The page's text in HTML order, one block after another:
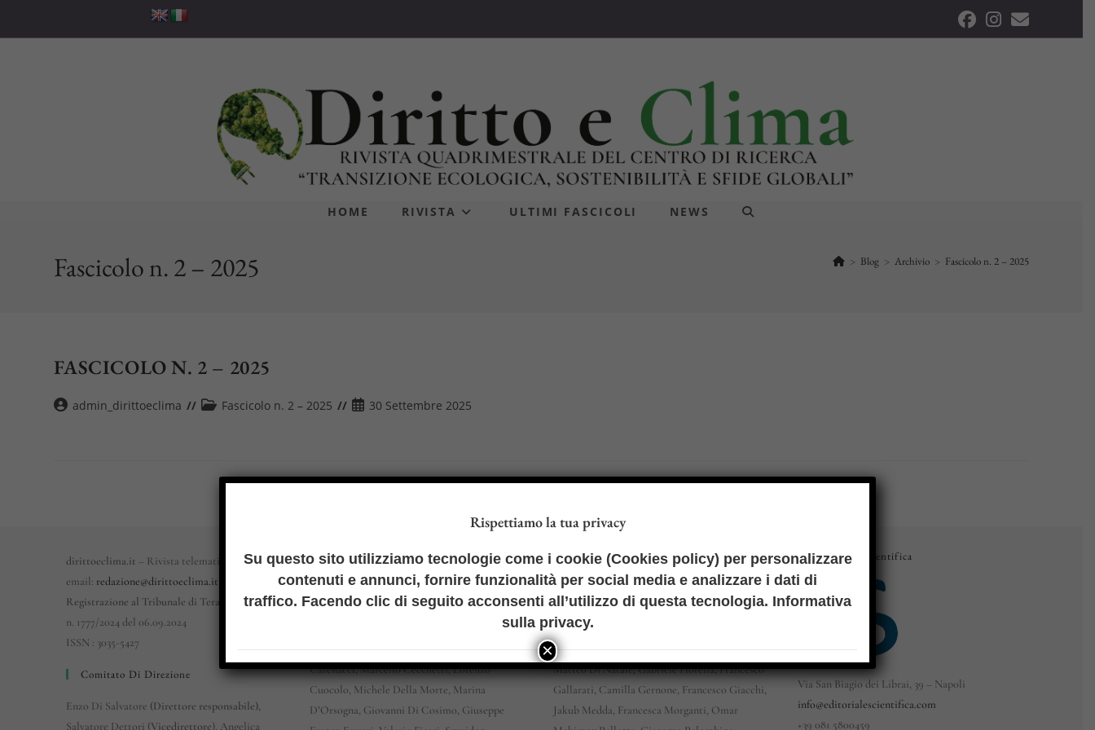
HOME RIVISTA ULTIMI FASCICOLI NEWS
ATTIVA/DISATTIVA
Fascicolo n. 2 – 2025 > Blog > Archivio > Fascicolo n. 2 – 2025
FASCICOLO N. 2 – 2025
Autoreadmin_dirittoeclima
Categoria
Fascicolo n. 2 – 2025
Articolo
30 Settembre 2025
dirittoeclima.it – Rivista telematica
email: redazione@dirittoeclima.it
Registrazione al Tribunale di Teramo
n. 1777/2024 del 06.09.2024
ISSN : 3035-5427
Comitato Di Direzione
Enzo Di Salvatore (Direttore responsabile),
Salvatore Dettori (Vicedirettore), Angelica
Comitato Scientifico
Mariagrazia Alabrese, Francisco Balaguer
Callejòn, Marco Benvenuti, Francesco Saverio
Catenacci, Marcello Cecchetti, Lorenzo
Cuocolo, Michele Della Morte, Marina
D’Orsogna, Giovanni Di Cosimo, Giuseppe
Comitato Di Redazione
Omar Makimov Pallotta (Coordinatore del
Comitato di Redazione), Alessandra Alfieri, Guido
Befani, Alessandro Cardinali, Domenico
Cristallo, Giuseppe Delle Foglie, Sara Di Marco,
Matteo Di Natale, Gabriele Fiorella, Francesco
Gallarati, Camilla Gernone, Francesco Giacchi,
Jakub Medda, Francesca Morganti, Omar
Editoriale Scientifica
Via San Biagio dei Librai, 39 – Napoli
info@editorialescientifica.com
+39 081 5800459
Rispettiamo la tua privacy
Su questo sito utilizziamo tecnologie come i cookie (Cookies policy) per personalizzare
contenuti e annunci, fornire funzionalità per social media e analizzare i dati di
traffico. Facendo clic di seguito acconsenti all’utilizzo di questa tecnologia. Informativa
sulla privacy.
×